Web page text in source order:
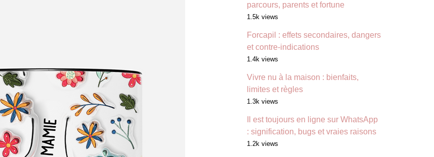
parcours, parents et fortune
1.5k views
Forcapil : effets secondaires, dangers
et contre-indications
1.4k views
Vivre nu à la maison : bienfaits,
limites et règles
1.3k views
Il est toujours en ligne sur WhatsApp
: signification, bugs et vraies raisons
1.2k views